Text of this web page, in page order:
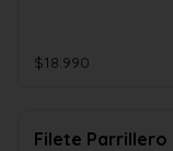
$18.990
Filete Parrillero